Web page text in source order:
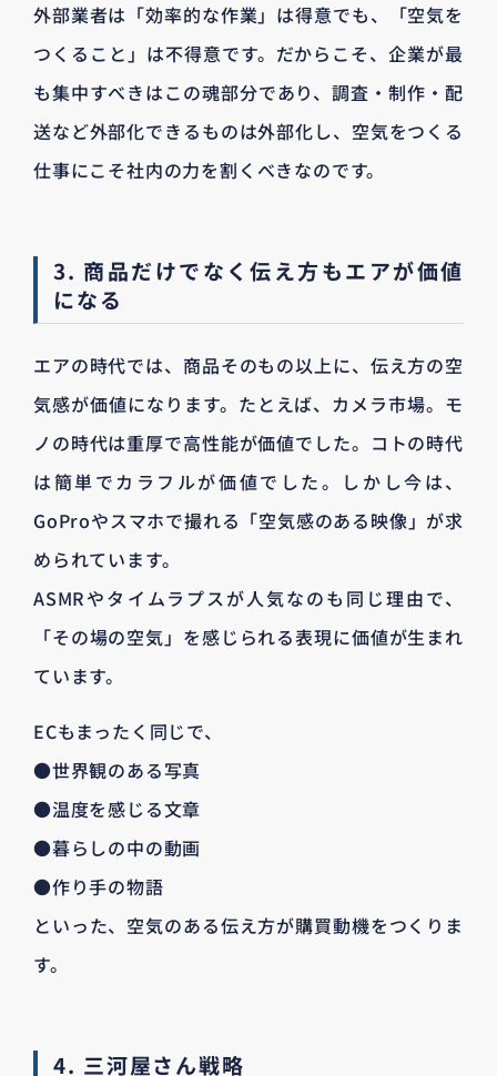
外部業者は「効率的な作業」は得意でも、「空気を
つくること」は不得意です。だからこそ、企業が最
も集中すべきはこの魂部分であり、調査・制作・配
送など外部化できるものは外部化し、空気をつくる
仕事にこそ社内の力を割くべきなのです。
3. 商品だけでなく伝え方もエアが価値
になる
エアの時代では、商品そのもの以上に、伝え方の空
気感が価値になります。たとえば、カメラ市場。モ
ノの時代は重厚で高性能が価値でした。コトの時代
は簡単でカラフルが価値でした。しかし今は、
GoProやスマホで撮れる「空気感のある映像」が求
められています。
ASMRやタイムラプスが人気なのも同じ理由で、
「その場の空気」を感じられる表現に価値が生まれ
ています。
ECもまったく同じで、
●世界観のある写真
●温度を感じる文章
●暮らしの中の動画
●作り手の物語
といった、空気のある伝え方が購買動機をつくりま
す。
4. 三河屋さん戦略